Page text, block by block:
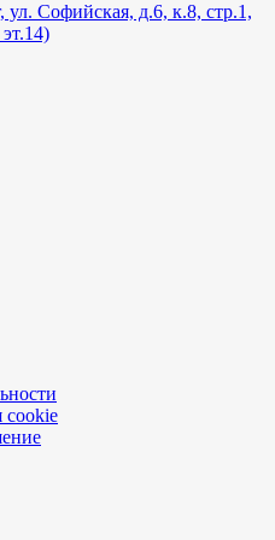
ул. Софийская, д.6, к.8, стр.1,
cookie